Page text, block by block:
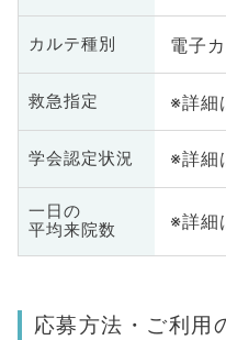
カルテ種別 電子
救急指定 ※詳細
学会認定状況 ※詳細
一日の
平均来院数
※詳細
応募方法・ご利用